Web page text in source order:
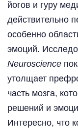
йогов и гуру
действительно
особенно
эмоций.
Neuroscience
утолщает
часть мозга,
решений и
Интересно, что